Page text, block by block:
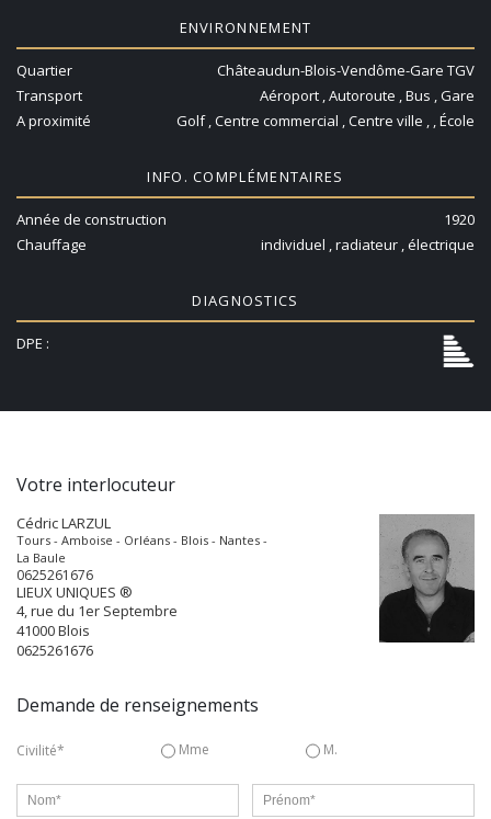
ENVIRONNEMENT
Quartier
Châteaudun-Blois-Vendôme-Gare TGV
Transport
Aéroport , Autoroute , Bus , Gare
A proximité
Golf , Centre commercial , Centre ville , , École
INFO. COMPLÉMENTAIRES
Année de construction
1920
Chauffage
individuel , radiateur , électrique
DIAGNOSTICS
DPE :
Votre interlocuteur
Cédric LARZUL
Tours - Amboise - Orléans - Blois - Nantes -
La Baule
0625261676
LIEUX UNIQUES ®
4, rue du 1er Septembre
41000Blois
0625261676
Demande de renseignements
Civilité* Mme M.